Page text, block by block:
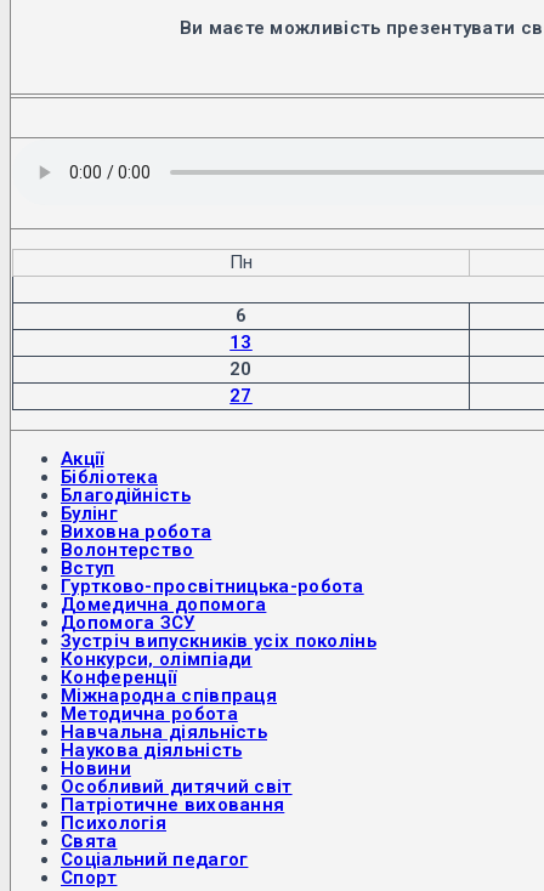
Ви маєте можливість презентувати
Пн
6
13
20
27
Акції
Бібліотека
Благодійність
Булінг
Виховна робота
Волонтерство
Вступ
Гуртково-просвітницька-робота
Домедична допомога
Допомога ЗСУ
Зустріч випускників усіх поколінь
Конкурси, олімпіади
Конференції
Міжнародна співпраця
Методична робота
Навчальна діяльність
Наукова діяльність
Новини
Особливий дитячий світ
Патріотичне виховання
Психологія
Свята
Соціальний педагог
Спорт